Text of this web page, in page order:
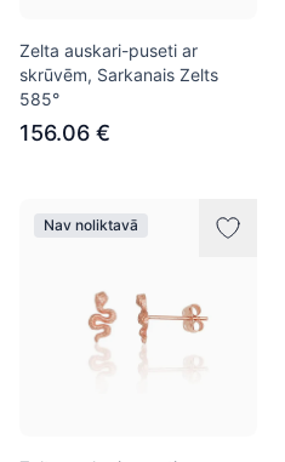
Zelta auskari-puseti ar
skrūvēm, Sarkanais Zelts
585°
156.06 €
Nav noliktavā